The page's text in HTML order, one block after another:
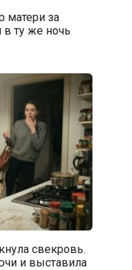
матери за
ту же ночь
свекровь.
и выставила